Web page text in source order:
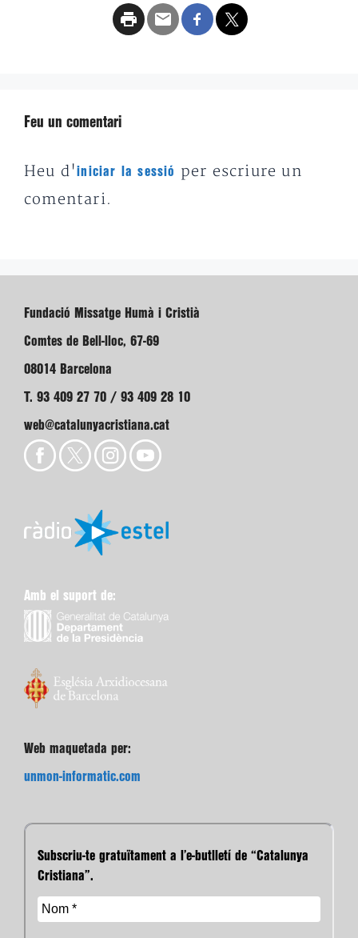
Feu un comentari
Heu d'iniciar la sessió
per escriure un
comentari.
Fundació Missatge Humà i Cristià
Comtes de Bell-lloc, 67-69
08014 Barcelona
T. 93 409 27 70 / 93 409 28 10
web@catalunyacristiana.cat
Amb el suport de:
Web maquetada per:
unmon-informatic.com
Subscriu-te gratuïtament a l’e-butlletí de “Catalunya
Cristiana”.